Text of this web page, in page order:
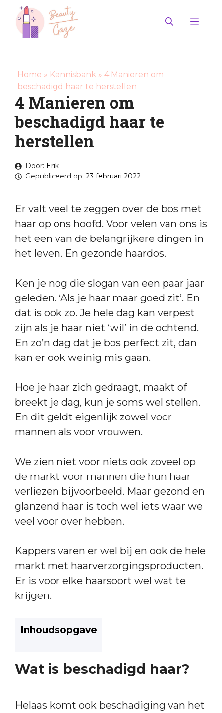
naar
Home » Kennisbank » 4 Manieren om
beschadigd haar te herstellen
4 Manieren om
beschadigd haar te
herstellen
Door: Erik
Gepubliceerd op: 23 februari 2022
Er valt veel te zeggen over de bos met
haar op ons hoofd. Voor velen van ons is
het een van de belangrijkere dingen in
het leven. En gezonde haardos.
Ken je nog die slogan van een paar jaar
geleden. ‘Als je haar maar goed zit’. En
dat is ook zo. Je hele dag kan verpest
zijn als je haar niet ‘wil’ in de ochtend.
En zo’n dag dat je bos perfect zit, dan
kan er ook weinig mis gaan.
Hoe je haar zich gedraagt, maakt of
breekt je dag, kun je soms wel stellen.
En dit geldt eigenlijk zowel voor
mannen als voor vrouwen.
We zien niet voor niets ook zoveel op
de markt voor mannen die hun haar
verliezen bijvoorbeeld. Maar gezond en
glanzend haar is toch wel iets waar we
veel voor over hebben.
Kappers varen er wel bij en ook de hele
markt met haarverzorgingsproducten.
Er is voor elke haarsoort wel wat te
krijgen.
Inhoudsopgave
Wat is beschadigd haar?
Helaas komt ook beschadiging van het